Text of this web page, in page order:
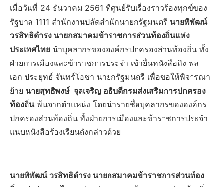
เมื่อวันที่ 24 ธันวาคม 2561 ที่ศูนย์รับเรื่องราวร้องทุกข์ของ
รัฐบาล 1111 สำนักงานปลัดสำนักนายกรัฐมนตรี นายพิพัฒน์
วรสิทธิดำรง นายกสมาคมข้าราชการส่วนท้องถิ่นแห่ง
ประเทศไทย นำบุคลากรขององค์กรปกครองส่วนท้องถิ่น ทั้ง
ฝ่ายการเมืองและข้าราชการประจำ เข้ายื่นหนังสือถึง พล
เอก ประยุทธ์ จันทร์โอชา นายกรัฐมนตรี เพื่อขอให้พิจารณา
ย้าย นายสุทธิพงษ์ จุลเจริญ อธิบดีกรมส่งเสริมการปกครอง
ท้องถิ่นพ้นจากตำแหน่ง โดยนำรายชื่อบุคลากรขององค์กร
ปกครองส่วนท้องถิ่น ทั้งฝ่ายการเมืองและข้าราชการประจำ
แนบหนังสือร้องเรียนดังกล่าวด้วย
นายพิพัฒน์ วรสิทธิดำรง นายกสมาคมข้าราชการส่วนท้อง